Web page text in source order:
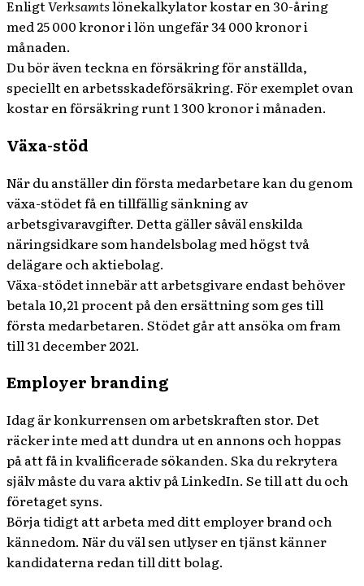
EnligtVerksamtslönekalkylator kostar en 30-åring
med 25 000 kronor i lön ungefär 34 000 kronor i
månaden.
Du bör även teckna en försäkring för anställda,
speciellt en arbetsskadeförsäkring. För exemplet ovan
kostar en försäkring runt 1 300 kronor i månaden.
Växa-stöd
När du anställer din första medarbetare kan du genom
växa-stödet få en tillfällig sänkning av
arbetsgivaravgifter. Detta gäller såväl enskilda
näringsidkare som handelsbolag med högst två
delägare och aktiebolag.
Växa-stödet innebär att arbetsgivare endast behöver
betala 10,21 procent på den ersättning som ges till
första medarbetaren. Stödet går att ansöka om fram
till 31 december 2021.
Employer branding
Idag är konkurrensen om arbetskraften stor. Det
räcker inte med att dundra ut en annons och hoppas
på att få in kvalificerade sökanden. Ska du rekrytera
själv måste du vara aktiv på LinkedIn. Se till att du och
företaget syns.
Börja tidigt att arbeta med ditt employer brand och
kännedom. När du väl sen utlyser en tjänst känner
kandidaterna redan till ditt bolag.